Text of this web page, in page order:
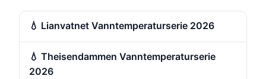
💧 Lianvatnet Vanntemperaturserie 2026
💧 Theisendammen Vanntemperaturserie
2026